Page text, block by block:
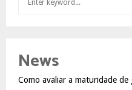
h
o
News
Como avaliar a maturidade de